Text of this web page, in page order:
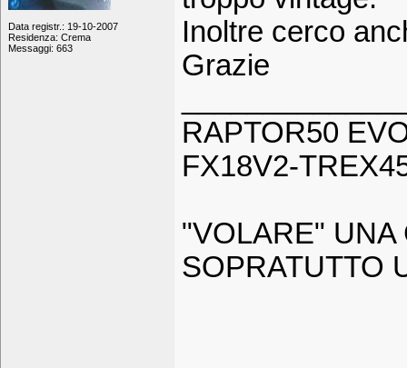
Data registr.: 19-10-2007
Residenza: Crema
Messaggi: 663
Inoltre cerco
Grazie
RAPTOR50
FX18V2-
"VOLARE" UNA
SOPRATUTTO